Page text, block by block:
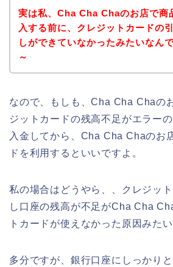
実は私、Cha Cha Chaのお店で商
入する前に、クレジットカードの
しができていなかったみたいなん
～
なので、もしも、Cha Cha Chaの
ジットカードの残高不足がエラー
入金してから、Cha Cha Chaのお
ドを利用するといいですよ。
私の場合はどうやら、、クレジッ
し口座の残高が不足がCha Cha
トカードが使えなかった原因みたい
多分ですが、銀行口座にしっかり